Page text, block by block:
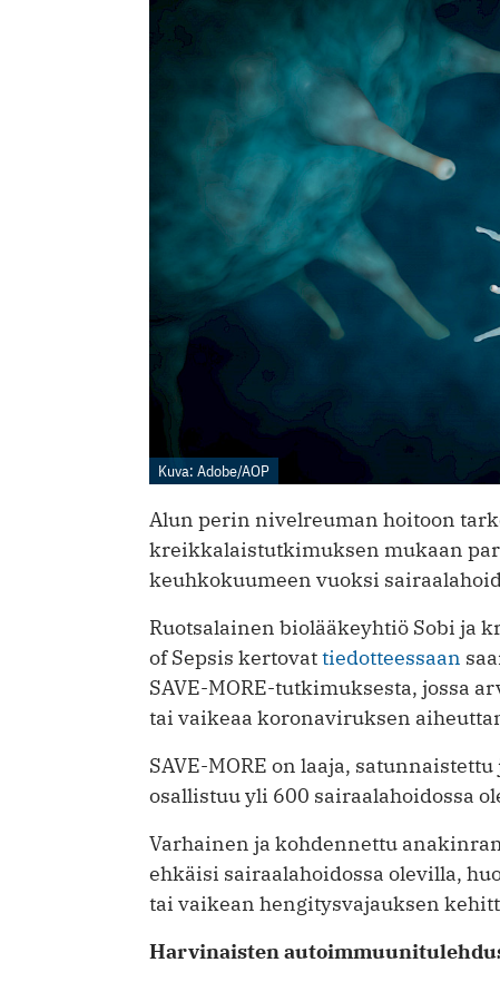
Kuva: Adobe/AOP
Alun perin nivelreuman hoitoon
kreikkalaistutkimuksen mukaan
keuhkokuumeen vuoksi
Ruotsalainen biolääkeyhtiö Sobi ja
of Sepsis kertovattiedotteessaan
SAVE-MORE-tutkimuksesta, jossa
tai vaikeaa koronaviruksen
SAVE-MORE on laaja,
osallistuu yli 600 sairaalahoidossa
Varhainen ja kohdennettu
ehkäisi sairaalahoidossa olevilla,
tai vaikean hengitysvajauksen
Harvinaisten